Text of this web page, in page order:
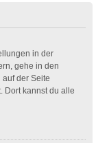
in der
gehe in den
auf der Seite
Dort kannst du alle